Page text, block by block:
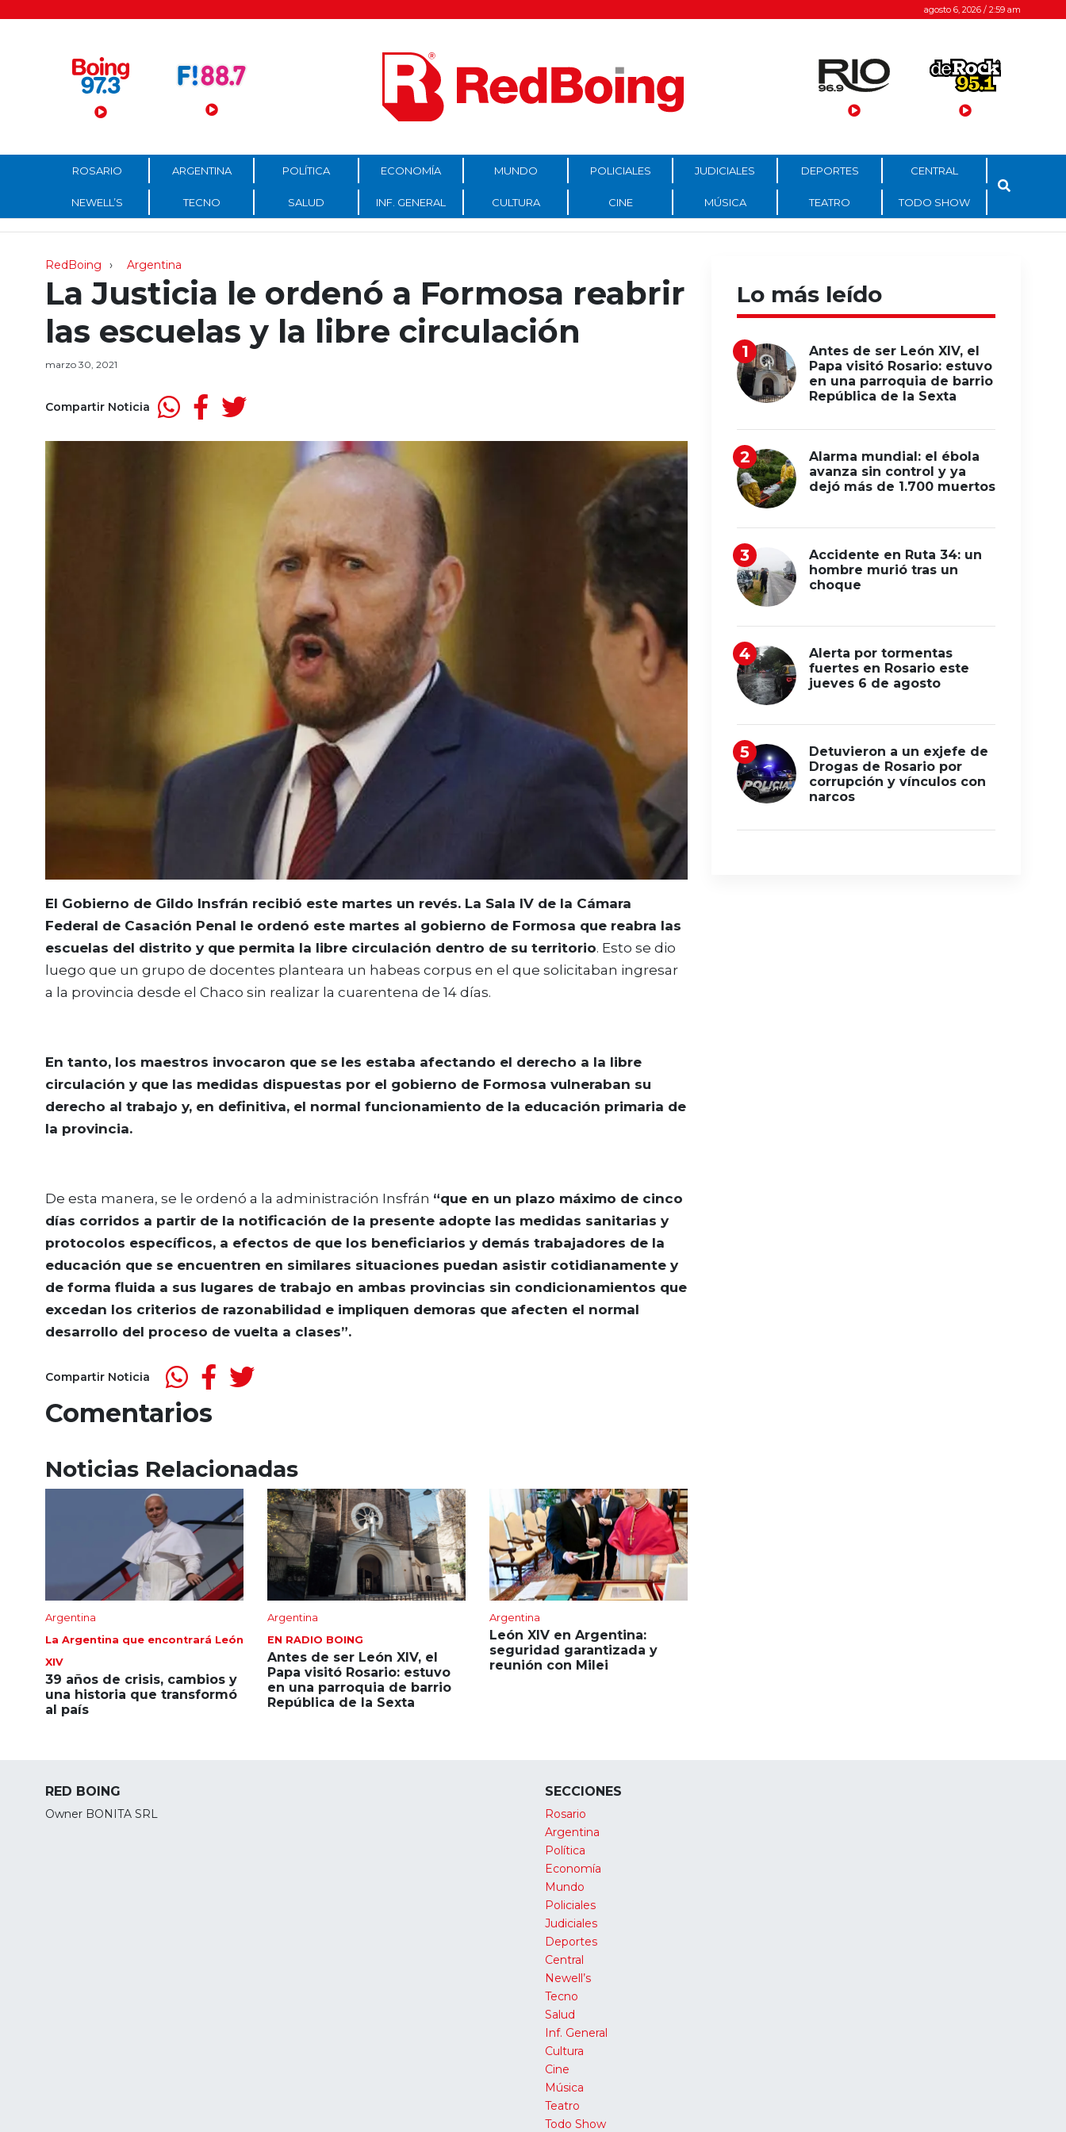
Menú Principal agosto 6, 2026 / 2:59 am
ROSARIO ARGENTINA POLÍTICA ECONOMÍA MUNDO POLICIALES JUDICIALES DEPORTES CENTRAL
NEWELL’S TECNO SALUD INF. GENERAL CULTURA CINE MÚSICA TEATRO TODO SHOW
RedBoing Argentina
La Justicia le ordenó a Formosa reabrir
las escuelas y la libre circulación
marzo 30, 2021
Compartir Noticia
El Gobierno de Gildo Insfrán recibió este martes un revés. La Sala IV de la Cámara
Federal de Casación Penal le ordenó este martes al gobierno de Formosa que reabra las
escuelas del distrito y que permita la libre circulación dentro de su territorio. Esto se dio
luego que un grupo de docentes planteara un habeas corpus en el que solicitaban ingresar
a la provincia desde el Chaco sin realizar la cuarentena de 14 días.
En tanto, los maestros invocaron que se les estaba afectando el derecho a la libre
circulación y que las medidas dispuestas por el gobierno de Formosa vulneraban su
derecho al trabajo y, en definitiva, el normal funcionamiento de la educación primaria de
la provincia.
De esta manera, se le ordenó a la administración Insfrán “que en un plazo máximo de cinco
días corridos a partir de la notificación de la presente adopte las medidas sanitarias y
protocolos específicos, a efectos de que los beneficiarios y demás trabajadores de la
educación que se encuentren en similares situaciones puedan asistir cotidianamente y
de forma fluida a sus lugares de trabajo en ambas provincias sin condicionamientos que
excedan los criterios de razonabilidad e impliquen demoras que afecten el normal
desarrollo del proceso de vuelta a clases”.
Compartir Noticia
Comentarios
Noticias Relacionadas
Argentina
La Argentina que encontrará León
XIV
39 años de crisis, cambios y
una historia que transformó
al país
Argentina
EN RADIO BOING
Antes de ser León XIV, el
Papa visitó Rosario: estuvo
en una parroquia de barrio
República de la Sexta
Argentina
León XIV en Argentina:
seguridad garantizada y
reunión con Milei
Lo más leído
Antes de ser León XIV, el
Papa visitó Rosario: estuvo
en una parroquia de barrio
República de la Sexta
Alarma mundial: el ébola
avanza sin control y ya
dejó más de 1.700 muertos
Accidente en Ruta 34: un
hombre murió tras un
choque
Alerta por tormentas
fuertes en Rosario este
jueves 6 de agosto
Detuvieron a un exjefe de
Drogas de Rosario por
corrupción y vínculos con
narcos
RED BOING
Owner BONITA SRL
SECCIONES
Rosario
Argentina
Política
Economía
Mundo
Policiales
Judiciales
Deportes
Central
Newell’s
Tecno
Salud
Inf. General
Cultura
Cine
Música
Teatro
Todo Show